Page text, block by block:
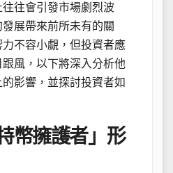
往會引發市場劇烈波
展帶來前所未有的關
不容小覷，但投資者應
風，以下將深入分析他
影響，並探討投資者如
幣擁護者」形